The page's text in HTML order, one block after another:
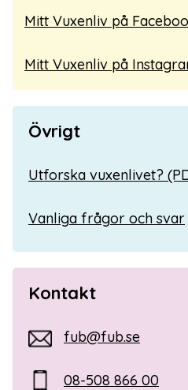
Mitt Vuxenliv på
Mitt Vuxenliv på
Övrigt
Utforska vuxenlivet?
Vanliga frågor och svar
Kontakt
fub@fub.se
08-508 866 00